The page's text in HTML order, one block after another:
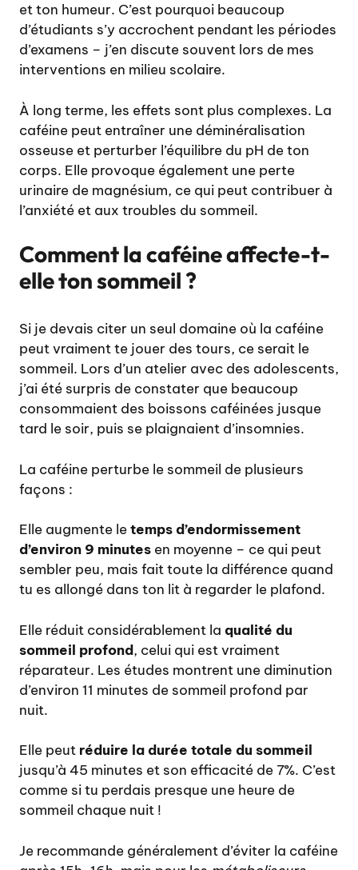
et ton humeur. C’est pourquoi beaucoup
d’étudiants s’y accrochent pendant les périodes
d’examens – j’en discute souvent lors de mes
interventions en milieu scolaire.
À long terme, les effets sont plus complexes. La
caféine peut entraîner une déminéralisation
osseuse et perturber l’équilibre du pH de ton
corps. Elle provoque également une perte
urinaire de magnésium, ce qui peut contribuer à
l’anxiété et aux troubles du sommeil.
Comment la caféine affecte-t-
elle ton sommeil ?
Si je devais citer un seul domaine où la caféine
peut vraiment te jouer des tours, ce serait le
sommeil. Lors d’un atelier avec des adolescents,
j’ai été surpris de constater que beaucoup
consommaient des boissons caféinées jusque
tard le soir, puis se plaignaient d’insomnies.
La caféine perturbe le sommeil de plusieurs
façons :
Elle augmente letemps d’endormissement
d’environ 9 minutes en moyenne – ce qui peut
sembler peu, mais fait toute la différence quand
tu es allongé dans ton lit à regarder le plafond.
Elle réduit considérablement la qualité du
sommeil profond, celui qui est vraiment
réparateur. Les études montrent une diminution
d’environ 11 minutes de sommeil profond par
nuit.
Elle peut réduire la durée totale du sommeil
jusqu’à 45 minutes et son efficacité de 7%. C’est
comme si tu perdais presque une heure de
sommeil chaque nuit !
Je recommande généralement d’éviter la caféine